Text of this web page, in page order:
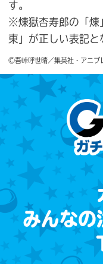
す。
※煉獄杏寿郎の「煉
東」が正しい表記と
©吾峠呼世晴／集英社・アニ
みんなの